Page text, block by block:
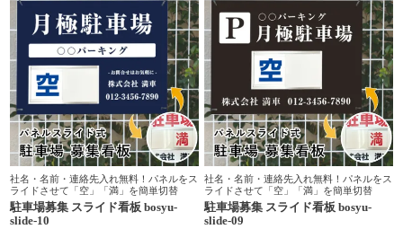
社名・名前・連絡先入れ無料！パネルをス
ライドさせて「空」「満」を簡単切替
駐車場募集 スライド看板 bosyu-
slide-10
社名・名前・連絡先入れ無料！パネルをス
ライドさせて「空」「満」を簡単切替
駐車場募集 スライド看板 bosyu-
slide-09